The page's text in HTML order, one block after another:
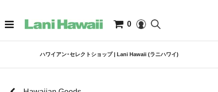
0
ハワイアン･セレクトショップ | Lani Hawaii (ラニハワイ)